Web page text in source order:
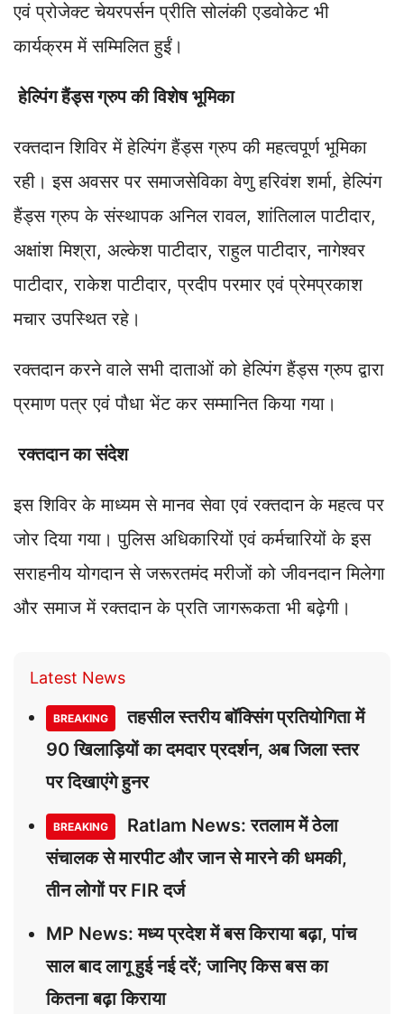
एवं प्रोजेक्ट चेयरपर्सन प्रीति सोलंकी एडवोकेट भी
कार्यक्रम में सम्मिलित हुईं।
हेल्पिंग हैंड्स ग्रुप की विशेष भूमिका
रक्तदान शिविर में हेल्पिंग हैंड्स ग्रुप की महत्वपूर्ण भूमिका
रही। इस अवसर पर समाजसेविका वेणु हरिवंश शर्मा, हेल्पिंग
हैंड्स ग्रुप के संस्थापक अनिल रावल, शांतिलाल पाटीदार,
अक्षांश मिश्रा, अल्केश पाटीदार, राहुल पाटीदार, नागेश्वर
पाटीदार, राकेश पाटीदार, प्रदीप परमार एवं प्रेमप्रकाश
मचार उपस्थित रहे।
रक्तदान करने वाले सभी दाताओं को हेल्पिंग हैंड्स ग्रुप द्वारा
प्रमाण पत्र एवं पौधा भेंट कर सम्मानित किया गया।
रक्तदान का संदेश
इस शिविर के माध्यम से मानव सेवा एवं रक्तदान के महत्व पर
जोर दिया गया। पुलिस अधिकारियों एवं कर्मचारियों के इस
सराहनीय योगदान से जरूरतमंद मरीजों को जीवनदान मिलेगा
और समाज में रक्तदान के प्रति जागरूकता भी बढ़ेगी।
Latest News
BREAKING
तहसील स्तरीय बॉक्सिंग प्रतियोगिता में
90 खिलाड़ियों का दमदार प्रदर्शन, अब जिला स्तर
पर दिखाएंगे हुनर
BREAKING
Ratlam News: रतलाम में ठेला
संचालक से मारपीट और जान से मारने की धमकी,
तीन लोगों पर FIR दर्ज
MP News: मध्य प्रदेश में बस किराया बढ़ा, पांच
साल बाद लागू हुई नई दरें; जानिए किस बस का
कितना बढ़ा किराया